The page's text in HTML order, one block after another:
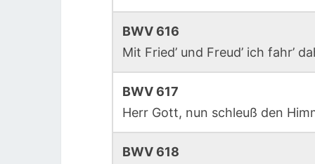
BWV 616
Mit Fried’ und Freud’ ich fahr’
BWV 617
Herr Gott, nun schleuß den
BWV 618